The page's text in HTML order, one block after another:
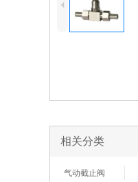
4
相关分类
气动截止阀